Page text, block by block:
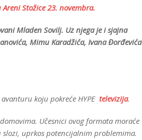
Areni Stožice 23. novembra.
Mladen Sovilj. Uz njega je i sjajna
Mimu Karadžića, Ivana Đorđevića
koju pokreće HYPE televizija.
Učesnici ovog formata moraće
uprkos potencijalnim problemima.